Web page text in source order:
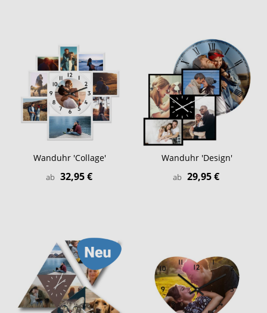
Wanduhr 'Collage'
ab 32,95 €
Wanduhr 'Design'
ab 29,95 €